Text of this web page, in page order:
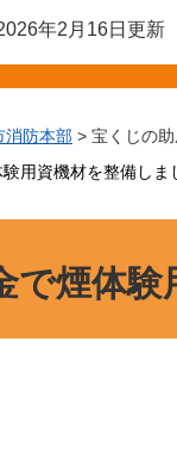
年2月16日更新
消防本部 > 宝くじの
用資機材を整備しま
で煙体